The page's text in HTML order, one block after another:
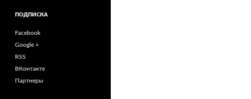
ПОДПИСКА
Facebook
Google +
RSS
ВКонтакте
Партнеры